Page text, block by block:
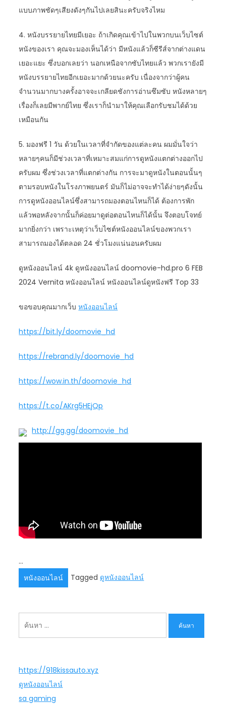
แบบภาพชัดๆเสียงดังๆกันไปเลยสินะครับจริงไหม
4. หนังบรรยายไทยมีเยอะ ถ้าเกิดคุณเข้าไปในพวกบนเว็บไซต์
หนังของเรา คุณจะมองเห็นได้ว่า มีหนังแล้วก็ซีรีส์จากต่างแดน
เยอะแยะ ซึ่งบอกเลยว่า นอกเหนือจากซับไทยแล้ว พวกเรายังมี
หนังบรรยายไทยอีกเยอะมากด้วยนะครับ เนื่องจากว่าผู้คน
จำนวนมากบางครั้งอาจจะเกลียดชังการอ่านซึมซับ หนังหลายๆ
เรื่องก็เลยมีพากย์ไทย ซึ่งเราก็นำมาให้คุณเลือกรับชมได้ด้วย
เหมือนกัน
5. มองฟรี 1 วัน ด้วยในเวลาที่จำกัดของแต่ละคน ผมมั่นใจว่า
หลายๆคนก็มีช่วงเวลาที่เหมาะสมแก่การดูหนังแตกต่างออกไป
ครับผม ซึ่งช่วงเวลาที่แตกต่างกัน การจะมาดูหนังในตอนนั้นๆ
ตามรอบหนังในโรงภาพยนตร์ มันก็ไม่อาจจะทำได้ง่ายๆดังนั้น
การดูหนังออนไลน์ซึ่งสามารถมองตอนไหนก็ได้ ต้องการพัก
แล้วพอหลังจากนั้นก็ค่อยมาดูต่อตอนไหนก็ได้นั้น จึงตอบโจทย์
มากยิ่งกว่า เพราะเหตุว่าเว็บไซต์หนังออนไลน์ของพวกเรา
สามารถมองได้ตลอด 24 ชั่วโมงแน่นอนครับผม
ดูหนังออนไลน์ 4k ดูหนังออนไลน์ doomovie-hd.pro 6 FEB
2024 Vernita หนังออนไลน์ หนังออนไลน์ดูหนังฟรี Top 33
ขอขอบคุณมากเว็บหนังออนไลน์
https://bit.ly/doomovie_hd
https://rebrand.ly/doomovie_hd
https://wow.in.th/doomovie_hd
https://t.co/AKrg5HEjQp
http://gg.gg/doomovie_hd
…
หนังออนไลน์
Tagged ดูหนังออนไลน์
https://918kissauto.xyz
ดูหนังออนไลน์
sa gaming